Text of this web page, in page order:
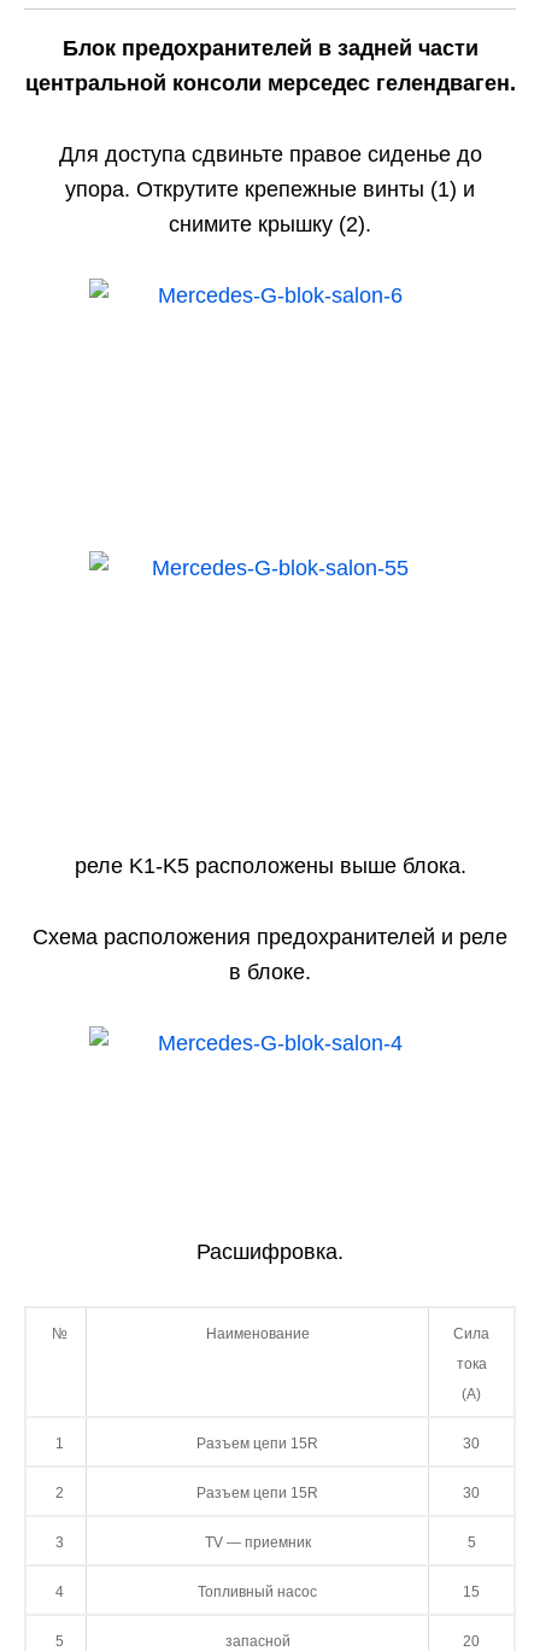
Блок предохранителей в задней части
центральной консоли мерседес гелендваген.
Для доступа сдвиньте правое сиденье до
упора. Открутите крепежные винты (1) и
снимите крышку (2).
реле K1-K5 расположены выше блока.
Схема расположения предохранителей и реле
в блоке.
Расшифровка.
№ Наименование
Сила
тока
(А)
1 Разъем цепи 15R 30
2 Разъем цепи 15R 30
3 TV — приемник 5
4 Топливный насос 15
5 запасной 20